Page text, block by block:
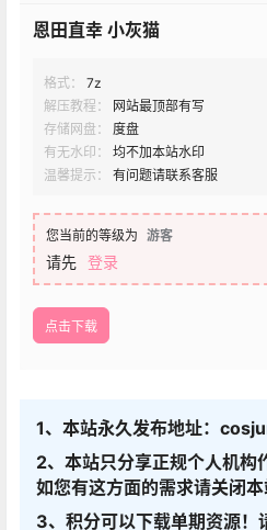
恩田直幸 小灰猫
格式：
7z
解压教程：
网站最顶部有写
存储网盘：
度盘
有无水印：
均不加本站水印
温馨提示：
有问题请联系客服
您当前的等级为 游客
请先 登录
点击下载
1、本站永久发布地址：
2、本站只分享正规个人机构
如您有这方面的需求请关闭本
3、积分可以下载单期资源！